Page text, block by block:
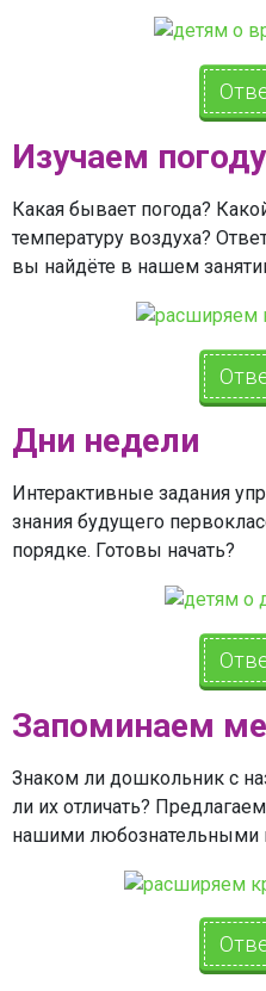
Изучаем погоду
Какая бывает погода?
температуру воздуха?
вы найдёте в нашем
Дни недели
Интерактивные задания
знания будущего
порядке. Готовы начать?
Запоминаем
Знаком ли дошкольник с
ли их отличать?
нашими любознательными